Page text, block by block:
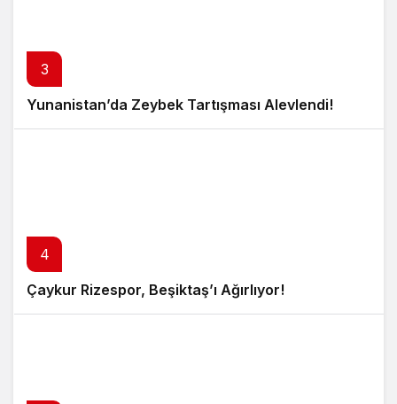
3
Yunanistan’da Zeybek Tartışması Alevlendi!
4
Çaykur Rizespor, Beşiktaş’ı Ağırlıyor!